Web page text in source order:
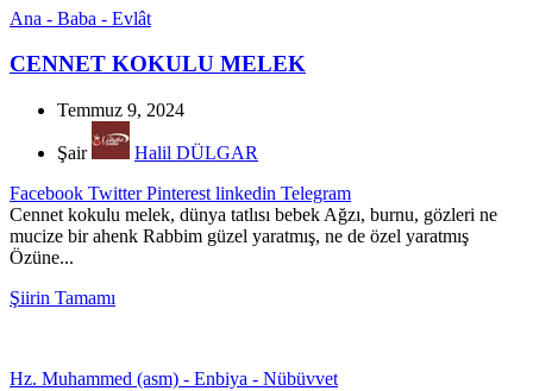
Ana - Baba - Evlât
CENNET KOKULU MELEK
Temmuz 9, 2024
Şair
Halil DÜLGAR
Facebook Twitter Pinterest linkedin Telegram
Cennet kokulu melek, dünya tatlısı bebek Ağzı, burnu, gözleri ne
mucize bir ahenk Rabbim güzel yaratmış, ne de özel yaratmış
Özüne...
Şiirin Tamamı
Hz. Muhammed (asm) - Enbiya - Nübüvvet